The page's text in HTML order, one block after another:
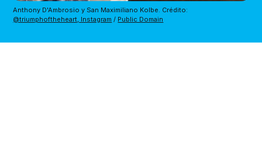
@triumphoftheheart, Instagram / Public Domain